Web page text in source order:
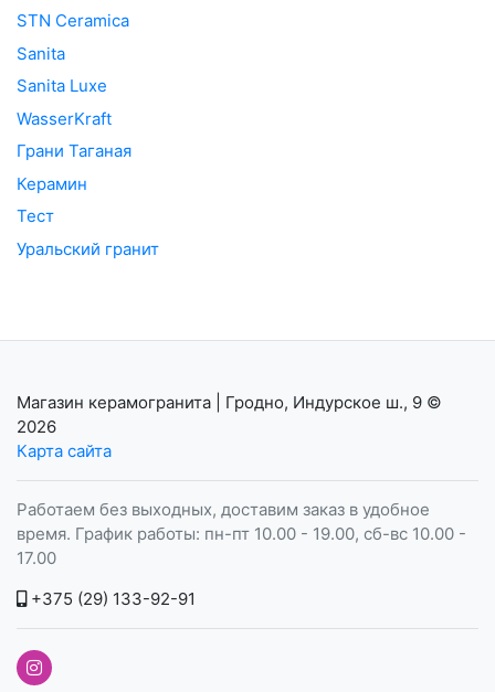
STN Ceramica
Sanita
Sanita Luxe
WasserKraft
Грани Таганая
Керамин
Тест
Уральский гранит
Магазин керамогранита | Гродно, Индурское ш., 9 ©
2026
Карта сайта
Работаем без выходных, доставим заказ в удобное
время. График работы: пн-пт 10.00 - 19.00, сб-вс 10.00 -
17.00
+375 (29) 133-92-91